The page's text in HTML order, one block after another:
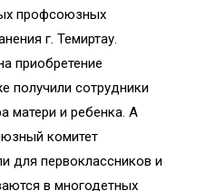
профсоюзных
г. Темиртау.
приобретение
получили сотрудники
матери и ребенка. А
комитет
для первоклассников и
в многодетных